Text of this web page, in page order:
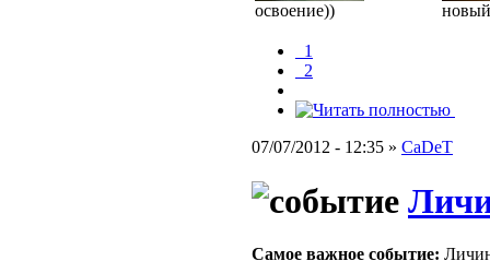
освоение))
_1
_2
07/07/2012 - 12:35 » CaDeT
Самое важное событие: